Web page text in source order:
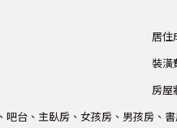
居住
裝潢
房屋
吧台、主臥房、女孩房、男孩房、